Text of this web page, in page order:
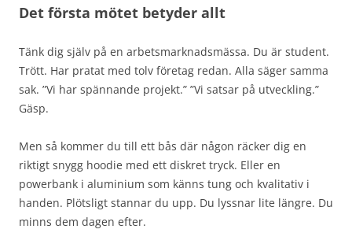
Det första mötet betyder allt
Tänk dig själv på en arbetsmarknadsmässa. Du är student.
Trött. Har pratat med tolv företag redan. Alla säger samma
sak. ”Vi har spännande projekt.” ”Vi satsar på utveckling.”
Gäsp.
Men så kommer du till ett bås där någon räcker dig en
riktigt snygg hoodie med ett diskret tryck. Eller en
powerbank i aluminium som känns tung och kvalitativ i
handen. Plötsligt stannar du upp. Du lyssnar lite längre. Du
minns dem dagen efter.